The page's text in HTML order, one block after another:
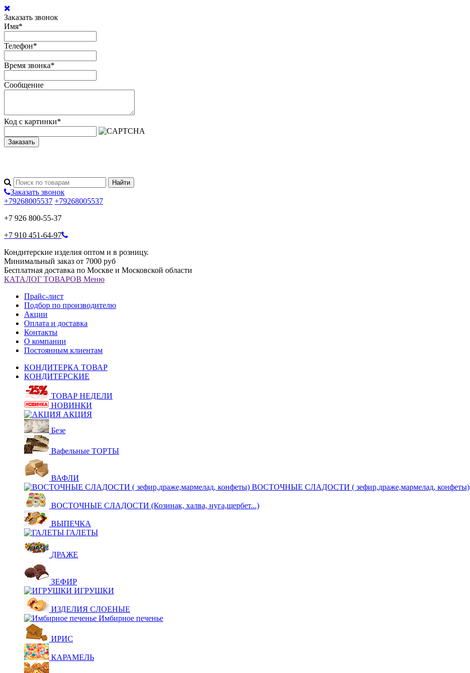
Заказать звонок
Имя*
Телефон*
Время звонка*
Сообщение
Код с картинки*
Заказать
Заказать звонок
+79268005537 +79268005537
+7 926 800-55-37
+7 910 451-64-97
Кондитерские изделия оптом и в розницу.
Минимальный заказ от 7000 руб
Бесплатная доставка по Москве и Московской области
КАТАЛОГ ТОВАРОВ Меню
Прайс-лист
Подбор по производителю
Акции
Оплата и доставка
Контакты
О компании
Постоянным клиентам
КОНДИТЕРКА ТОВАР
КОНДИТЕРСКИЕ
ТОВАР НЕДЕЛИ
НОВИНКИ
АКЦИЯ
Безе
Вафельные ТОРТЫ
ВАФЛИ
ВОСТОЧНЫЕ СЛАДОСТИ ( зефир,драже,мармелад, конфеты)
ВОСТОЧНЫЕ СЛАДОСТИ (Козинак, халва, нуга,щербет...)
ВЫПЕЧКА
ГАЛЕТЫ
ДРАЖЕ
ЗЕФИР
ИГРУШКИ
ИЗДЕЛИЯ СЛОЕНЫЕ
Имбирное печенье
ИРИС
КАРАМЕЛЬ